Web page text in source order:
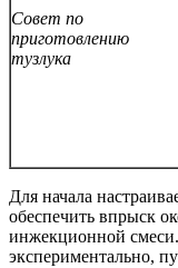
Совет по
приготовлению
тузлука
Для начала
обеспечить впрыск
инжекционной
экспериментально,